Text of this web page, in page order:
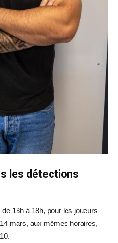
les détections
13h à 18h, pour les joueurs
mars, aux mêmes horaires,